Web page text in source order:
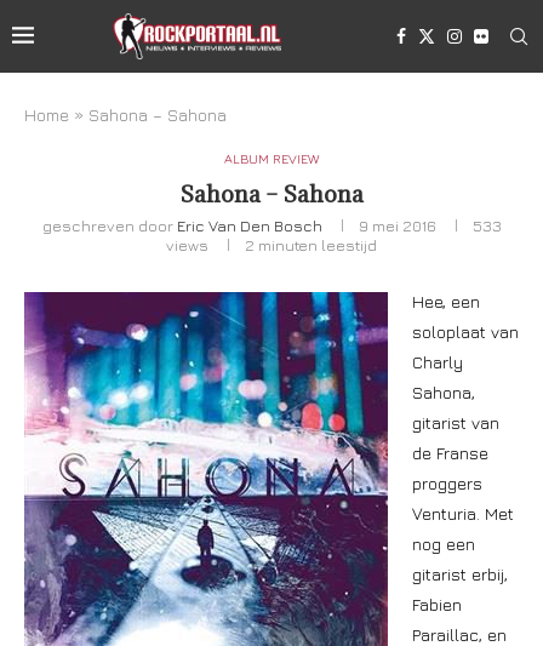
Home » Sahona – Sahona
ALBUM REVIEW
Sahona – Sahona
geschreven door Eric Van Den Bosch 9 mei 2016
533
views
2 minuten leestijd
Hee, een
soloplaat van
Charly
Sahona,
gitarist van
de Franse
proggers
Venturia. Met
nog een
gitarist erbij,
Fabien
Paraillac, en